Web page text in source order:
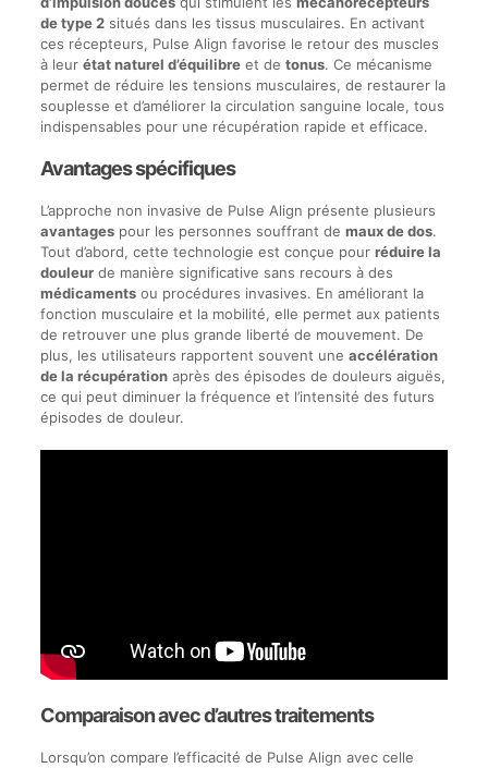
de type 2situés dans les tissus musculaires. En activant
ces récepteurs, Pulse Align favorise le retour des muscles
à leur état naturel d’équilibreet de tonus. Ce mécanisme
permet de réduire les tensions musculaires, de restaurer la
souplesse et d’améliorer la circulation sanguine locale, tous
indispensables pour une récupération rapide et efficace.
Avantages spécifiques
L’approche non invasive de Pulse Align présente plusieurs
avantagespour les personnes souffrant de maux de dos.
Tout d’abord, cette technologie est conçue pour réduire la
douleurde manière significative sans recours à des
médicamentsou procédures invasives. En améliorant la
fonction musculaire et la mobilité, elle permet aux patients
de retrouver une plus grande liberté de mouvement. De
plus, les utilisateurs rapportent souvent une accélération
de la récupérationaprès des épisodes de douleurs aiguës,
ce qui peut diminuer la fréquence et l’intensité des futurs
épisodes de douleur.
Comparaison avec d’autres traitements
Lorsqu’on compare l’efficacité de Pulse Align avec celle